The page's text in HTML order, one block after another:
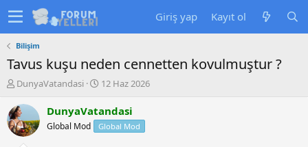
Giriş yap Kayıt ol
Bilişim
Tavus kuşu neden cennetten kovulmuştur ?
K
n
u
y
DunyaVatandasi
B
ş
l
a
12 Haz 2026
DunyaVatandasi
Global Mod Global Mod